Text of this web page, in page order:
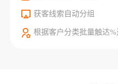
获客线索自动分组
根据客户分类批量触达%